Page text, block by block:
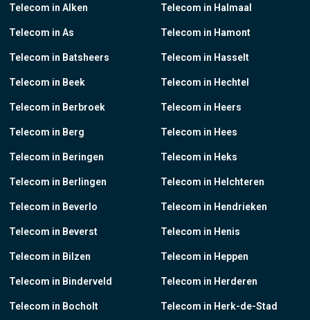
Telecom in Alken
Telecom in As
Telecom in Batsheers
Telecom in Beek
Telecom in Berbroek
Telecom in Berg
Telecom in Beringen
Telecom in Berlingen
Telecom in Beverlo
Telecom in Beverst
Telecom in Bilzen
Telecom in Binderveld
Telecom in Bocholt
Telecom in Halmaal
Telecom in Hamont
Telecom in Hasselt
Telecom in Hechtel
Telecom in Heers
Telecom in Hees
Telecom in Heks
Telecom in Helchteren
Telecom in Hendrieken
Telecom in Henis
Telecom in Heppen
Telecom in Herderen
Telecom in Herk-de-Stad